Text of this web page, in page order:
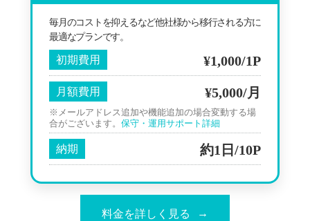
毎月のコストを抑えるなど他社様から移行される方に
最適なプランです。
初期費用 ¥1,000/1P
月額費用 ¥5,000/月
※メールアドレス追加や機能追加の場合変動する場
合がございます。 保守・運用サポート詳細
納期 約1日/10P
料金を詳しく見る